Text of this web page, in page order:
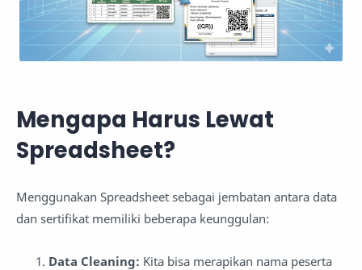
Mengapa Harus Lewat
Spreadsheet?
Menggunakan Spreadsheet sebagai jembatan antara data
dan sertifikat memiliki beberapa keunggulan:
Data Cleaning: Kita bisa merapikan nama peserta